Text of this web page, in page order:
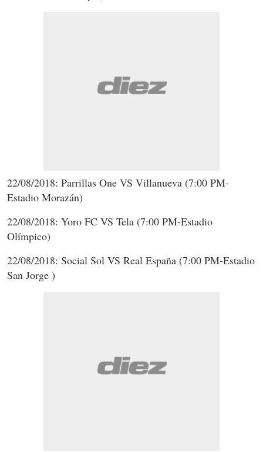
22/08/2018: Parrillas One VS Villanueva (7:00 PM-
Estadio Morazán)
22/08/2018: Yoro FC VS Tela (7:00 PM-Estadio
Olímpico)
22/08/2018: Social Sol VS Real España (7:00 PM-Estadio
San Jorge )